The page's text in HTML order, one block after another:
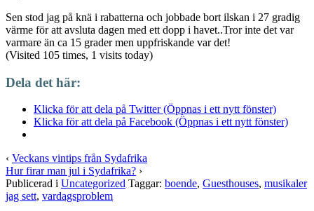
Sen stod jag på knä i rabatterna och jobbade bort ilskan i 27 gradig
värme för att avsluta dagen med ett dopp i havet..Tror inte det var
varmare än ca 15 grader men uppfriskande var det!
(Visited 105 times, 1 visits today)
Dela det här:
Klicka för att dela på Twitter (Öppnas i ett nytt fönster)
Klicka för att dela på Facebook (Öppnas i ett nytt fönster)
‹ Veckans vintips från Sydafrika
Hur firar man jul i Sydafrika? ›
Publicerad i Uncategorized Taggar: boende, Guesthouses, musikaler
jag sett, vardagsproblem